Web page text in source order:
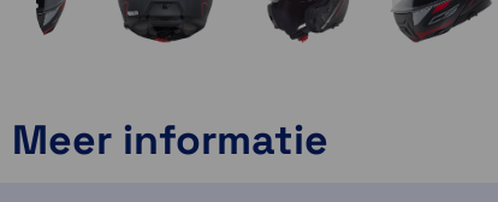
Meer informatie